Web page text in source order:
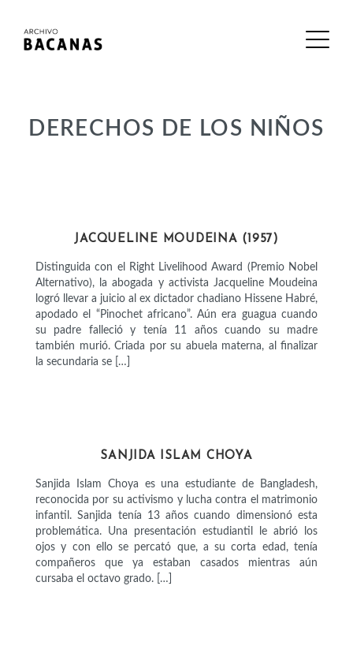
DERECHOS DE LOS NIÑOS
JACQUELINE MOUDEINA (1957)
Distinguida con el Right Livelihood Award (Premio Nobel
Alternativo), la abogada y activista Jacqueline Moudeina
logró llevar a juicio al ex dictador chadiano Hissene Habré,
apodado el “Pinochet africano”. Aún era guagua cuando
su padre falleció y tenía 11 años cuando su madre
también murió. Criada por su abuela materna, al finalizar
la secundaria se […]
SANJIDA ISLAM CHOYA
Sanjida Islam Choya es una estudiante de Bangladesh,
reconocida por su activismo y lucha contra el matrimonio
infantil. Sanjida tenía 13 años cuando dimensionó esta
problemática. Una presentación estudiantil le abrió los
ojos y con ello se percató que, a su corta edad, tenía
compañeros que ya estaban casados mientras aún
cursaba el octavo grado. […]